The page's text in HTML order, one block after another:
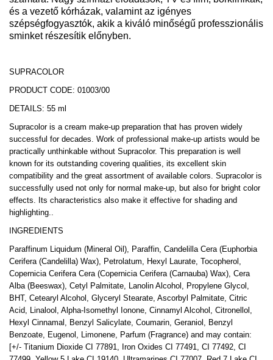
és a vezető kórházak, valamint az igényes
szépségfogyasztók, akik a kiváló minőségű professzionális
sminket részesítik előnyben.
SUPRACOLOR
PRODUCT CODE: 01003/00
DETAILS: 55 ml
Supracolor is a cream make-up preparation that has proven widely
successful for decades. Work of professional make-up artists would be
practically unthinkable without Supracolor. This preparation is well
known for its outstanding covering qualities, its excellent skin
compatibility and the great assortment of available colors. Supracolor is
successfully used not only for normal make-up, but also for bright color
effects. Its characteristics also make it effective for shading and
highlighting..
INGREDIENTS
Paraffinum Liquidum (Mineral Oil), Paraffin, Candelilla Cera (Euphorbia
Cerifera (Candelilla) Wax), Petrolatum, Hexyl Laurate, Tocopherol,
Copernicia Cerifera Cera (Copernicia Cerifera (Carnauba) Wax), Cera
Alba (Beeswax), Cetyl Palmitate, Lanolin Alcohol, Propylene Glycol,
BHT, Cetearyl Alcohol, Glyceryl Stearate, Ascorbyl Palmitate, Citric
Acid, Linalool, Alpha-Isomethyl Ionone, Cinnamyl Alcohol, Citronellol,
Hexyl Cinnamal, Benzyl Salicylate, Coumarin, Geraniol, Benzyl
Benzoate, Eugenol, Limonene, Parfum (Fragrance) and may contain:
[+/- Titanium Dioxide CI 77891, Iron Oxides CI 77491, CI 77492, CI